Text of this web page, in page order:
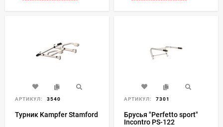
АРТИКУЛ: 3540
Турник Kampfer Stamford
АРТИКУЛ: 7301
Брусья "Perfetto sport"
Incontro PS-122